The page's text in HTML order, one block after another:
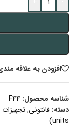
افزودن به علاقه
شناسه محصول: F44
دسته: فانتونی,
units)